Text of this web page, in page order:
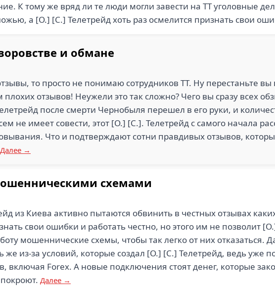
К тому же вряд ли те люди могли завести на ТТ уголовные
а [О.] [С.] Телетрейд хоть раз осмелится признать свои
и обмане
то просто не понимаю сотрудников ТТ. Ну перестаньте вы
плохих отзывов! Неужели это так сложно? Чего вы сразу всех
после смерти Чернобыля перешел в его руки, и
не имеет совести, этот [О.] [С.]. Телетрейд с самого начала
Что и подтверждают сотни правдивых отзывов,
Далее →
схемами
из Киева активно пытаются обвинить в честных отзывах
свои ошибки и работать честно, но этого им не позволит
мошеннические схемы, чтобы так легко от них отказаться.
же из-за условий, которые создал [О.] [С.] Телетрейд, ведь уже
включая Forex. А новые подключения стоят денег, которые
Далее →